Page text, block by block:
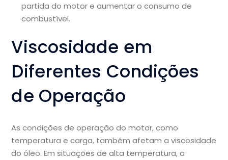
partida do motor e aumentar o consumo de
combustível.
Viscosidade em
Diferentes Condições
de Operação
As condições de operação do motor, como
temperatura e carga, também afetam a viscosidade
do óleo. Em situações de alta temperatura, a